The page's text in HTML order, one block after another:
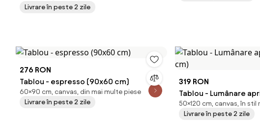
Livrare în peste 2 zile
276 RON
Tablou - espresso (90x60 cm)
60×90 cm, canvas, din mai multe piese
Livrare în peste 2 zile
319 RON
Tablou - Lumânare
50×120 cm, canvas, în stil
Livrare în peste 2 zile